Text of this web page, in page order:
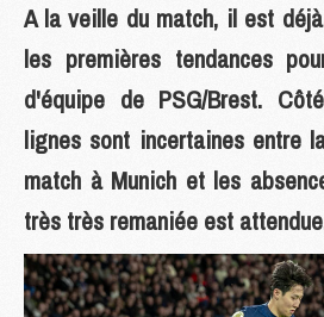
A la veille du match, il est
les premières tendances
d'équipe de PSG/Brest.
lignes sont incertaines entre
match à Munich et les
très très remaniée est